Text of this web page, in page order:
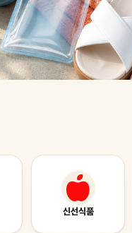
신선식품